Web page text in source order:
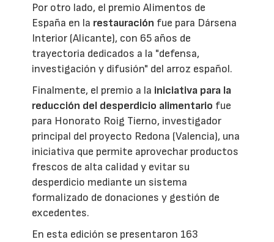
Por otro lado, el premio Alimentos de
España en la restauración fue para Dársena
Interior (Alicante), con 65 años de
trayectoria dedicados a la "defensa,
investigación y difusión" del arroz español.
Finalmente, el premio a la iniciativa para la
reducción del desperdicio alimentario fue
para Honorato Roig Tierno, investigador
principal del proyecto Redona (Valencia), una
iniciativa que permite aprovechar productos
frescos de alta calidad y evitar su
desperdicio mediante un sistema
formalizado de donaciones y gestión de
excedentes.
En esta edición se presentaron 163